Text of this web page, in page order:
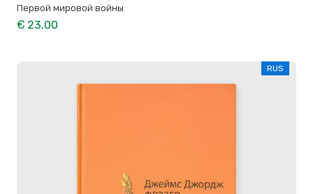
Первой мировой войны
€ 23,00
RUS